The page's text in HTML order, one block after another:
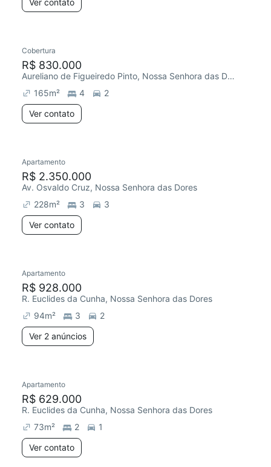
Ver contato
Cobertura
R$ 830.000
Aureliano de Figueiredo Pinto, Nossa Senhora das Dores
165m² 4
2
Ver contato
Apartamento
R$ 2.350.000
Av. Osvaldo Cruz, Nossa Senhora das Dores
228m² 3
3
Ver contato
Apartamento
R$ 928.000
R. Euclides da Cunha, Nossa Senhora das Dores
94m² 3
2
Ver 2 anúncios
Apartamento
R$ 629.000
R. Euclides da Cunha, Nossa Senhora das Dores
73m² 2
1
Ver contato